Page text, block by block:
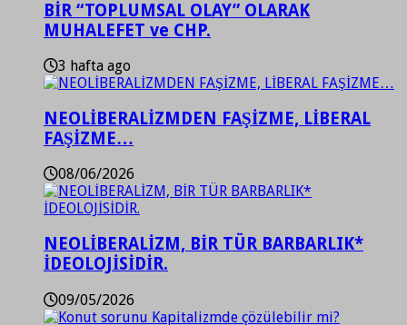
BİR “TOPLUMSAL OLAY” OLARAK
MUHALEFET ve CHP.
3 hafta ago
NEOLİBERALİZMDEN FAŞİZME, LİBERAL
FAŞİZME…
08/06/2026
NEOLİBERALİZM, BİR TÜR BARBARLIK*
İDEOLOJİSİDİR.
09/05/2026